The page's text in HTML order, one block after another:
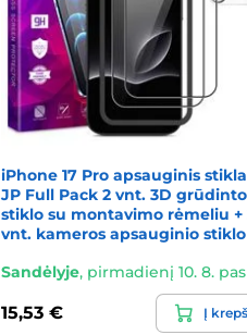
iPhone 17 Pro apsauginis
JP Full Pack 2 vnt. 3D grūdinto
stiklo su montavimo rėmeliu +
vnt. kameros apsauginio stiklo
Sandėlyje, pirmadienį 10. 8.
15,53 € Į